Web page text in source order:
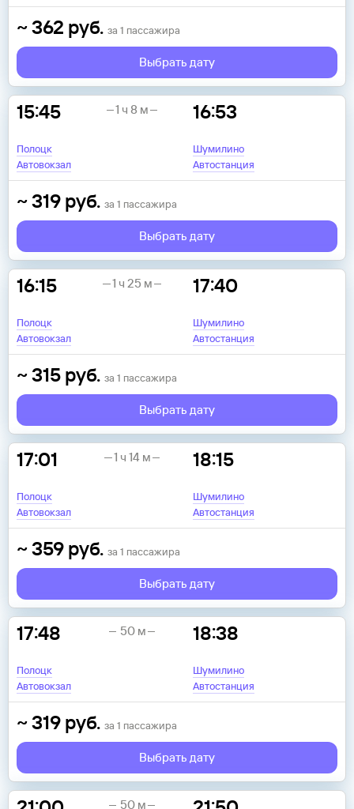
~362 руб. за 1 пассажира
Выбрать дату
15:45
Полоцк
Автовокзал
16:53
Шумилино
Автостанция
1 ч 8 м
~319 руб. за 1 пассажира
Выбрать дату
16:15
Полоцк
Автовокзал
17:40
Шумилино
Автостанция
1 ч 25 м
~315 руб. за 1 пассажира
Выбрать дату
17:01
Полоцк
Автовокзал
18:15
Шумилино
Автостанция
1 ч 14 м
~359 руб. за 1 пассажира
Выбрать дату
17:48
Полоцк
Автовокзал
18:38
Шумилино
Автостанция
50 м
~319 руб. за 1 пассажира
Выбрать дату
50 м